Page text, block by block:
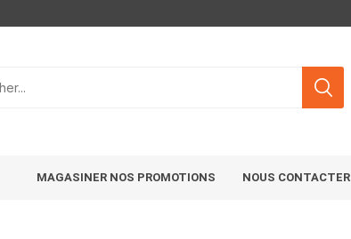
MAGASINER NOS PROMOTIONS NOUS CONTACTER